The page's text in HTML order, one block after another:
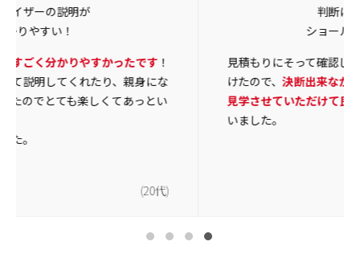
見積もりにそって確認しながら丁寧に説明していただ
けたので、決断出来なかったことが決まりつつあり、
見学させていただけて良かったです
。ありがとうござ